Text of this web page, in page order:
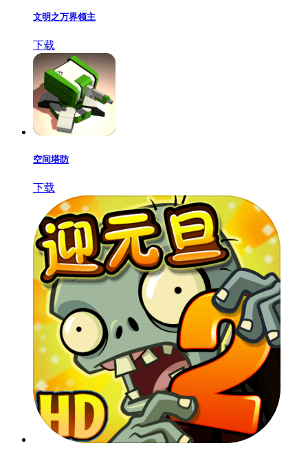
文明之万界领主
下载
空间塔防
下载